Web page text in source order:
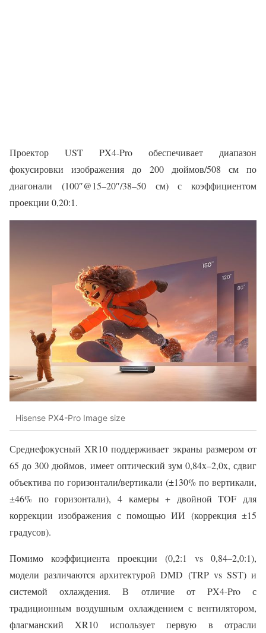
Проектор UST PX4-Pro обеспечивает диапазон
фокусировки изображения до 200 дюймов/508 см по
диагонали (100″@15–20″/38–50 см) с коэффициентом
проекции 0,20:1.
Hisense PX4-Pro Image size
Среднефокусный XR10 поддерживает экраны размером от
65 до 300 дюймов, имеет оптический зум 0,84x–2,0x, сдвиг
объектива по горизонтали/вертикали (±130% по вертикали,
±46% по горизонтали), 4 камеры + двойной TOF для
коррекции изображения с помощью ИИ (коррекция ±15
градусов).
Помимо коэффициента проекции (0,2:1 vs 0,84–2,0:1),
модели различаются архитектурой DMD (TRP vs SST) и
системой охлаждения. В отличие от PX4-Pro с
традиционным воздушным охлаждением с вентилятором,
флагманский XR10 использует первую в отрасли